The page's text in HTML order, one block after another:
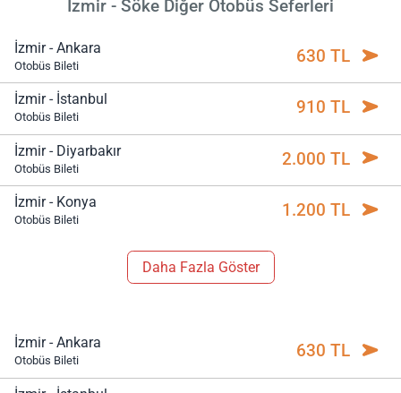
İzmir - Söke Diğer Otobüs Seferleri
İzmir - Ankara
Otobüs Bileti 630 TL
İzmir - İstanbul
Otobüs Bileti 910 TL
İzmir - Diyarbakır
Otobüs Bileti 2.000 TL
İzmir - Konya
Otobüs Bileti 1.200 TL
Daha Fazla Göster
İzmir - Ankara
Otobüs Bileti 630 TL